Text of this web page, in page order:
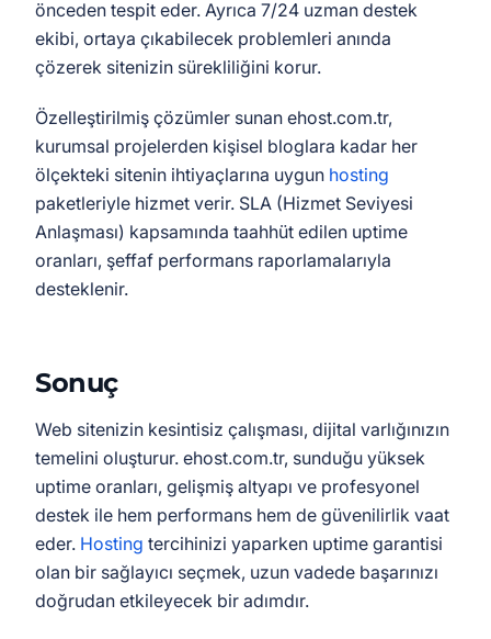
önceden tespit eder. Ayrıca 7/24 uzman destek
ekibi, ortaya çıkabilecek problemleri anında
çözerek sitenizin sürekliliğini korur.
Özelleştirilmiş çözümler sunan ehost.com.tr,
kurumsal projelerden kişisel bloglara kadar her
ölçekteki sitenin ihtiyaçlarına uygun hosting
paketleriyle hizmet verir. SLA (Hizmet Seviyesi
Anlaşması) kapsamında taahhüt edilen uptime
oranları, şeffaf performans raporlamalarıyla
desteklenir.
Sonuç
Web sitenizin kesintisiz çalışması, dijital varlığınızın
temelini oluşturur. ehost.com.tr, sunduğu yüksek
uptime oranları, gelişmiş altyapı ve profesyonel
destek ile hem performans hem de güvenilirlik vaat
eder. Hosting tercihinizi yaparken uptime garantisi
olan bir sağlayıcı seçmek, uzun vadede başarınızı
doğrudan etkileyecek bir adımdır.